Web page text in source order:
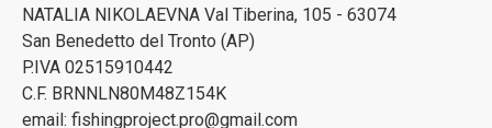
NATALIA NIKOLAEVNA Val Tiberina, 105 - 63074
San Benedetto del Tronto (AP)
P.IVA 02515910442
C.F. BRNNLN80M48Z154K
email: fishingproject.pro@gmail.com